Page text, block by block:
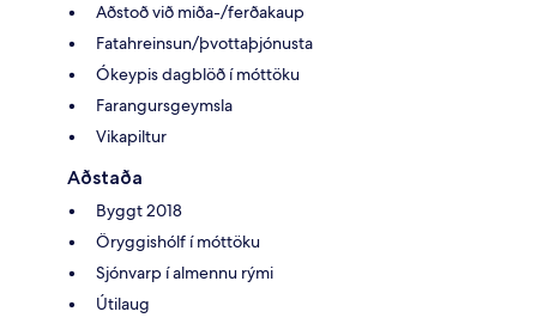
Aðstoð við miða-/ferðakaup
Fatahreinsun/þvottaþjónusta
Ókeypis dagblöð í móttöku
Farangursgeymsla
Vikapiltur
Aðstaða
Byggt 2018
Öryggishólf í móttöku
Sjónvarp í almennu rými
Útilaug